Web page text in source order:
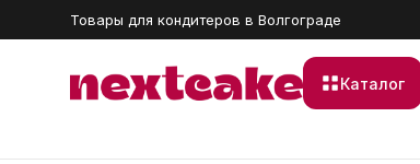
Товары для кондитеров в Волгограде
Каталог